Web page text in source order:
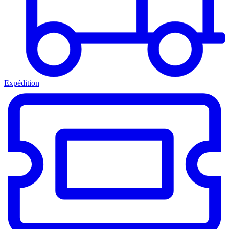
Expédition